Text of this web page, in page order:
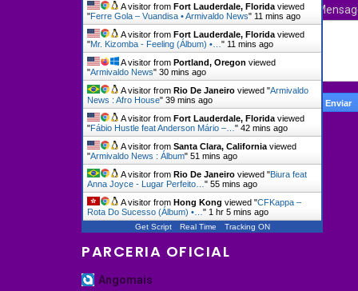
A visitor from Fort Lauderdale, Florida viewed
"Ferre Gola – Vuandisa • Armivaldo News" 11 mins ago
A visitor from Fort Lauderdale, Florida viewed
"Mr. Kizomba - Feeling (Álbum) •… " 11 mins ago
A visitor from Portland, Oregon viewed
"Armivaldo News" 30 mins ago
A visitor from Rio De Janeiro viewed "Armivaldo
News : Afro House" 39 mins ago
A visitor from Fort Lauderdale, Florida viewed
"Fábio Hustle feat Anderson Mário –… " 42 mins ago
A visitor from Santa Clara, California viewed
"Armivaldo News : Álbum" 51 mins ago
A visitor from Rio De Janeiro viewed "Biura feat
Anna Joyce - Lugar Perfeito… " 55 mins ago
A visitor from Hong Kong viewed "CFKappa –
Rota Do Sucesso (Álbum) •… " 1 hr 5 mins ago
Get Script Real Time Tracking ON
PARCERIA OFICIAL
Angomais